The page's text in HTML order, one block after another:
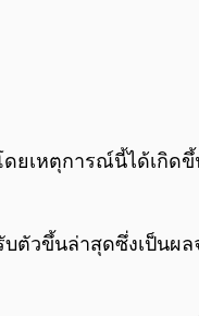
ยเหตุการณ์นี้ได้เกิด
ตัวขึ้นล่าสุดซึ่งเป็นผล